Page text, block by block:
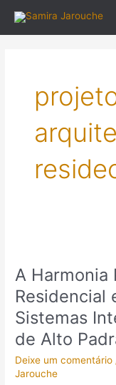
para
o
A Harmonia
Residencial
Sistemas
de Alto
Deixe um comentário
Jarouche
Perfeita:
Automação
Residencial
e
a
de